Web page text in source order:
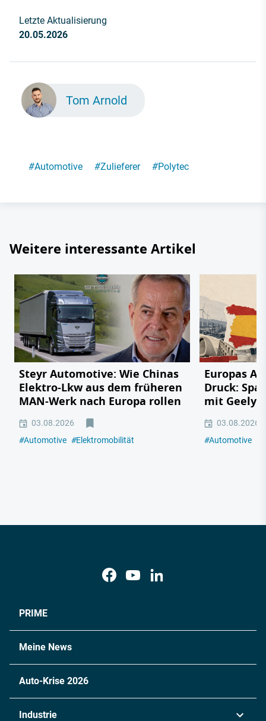
Letzte Aktualisierung
20.05.2026
Tom Arnold
#Automotive #Zulieferer #Polytec
Weitere interessante Artikel
Steyr Automotive: Wie Chinas
Elektro-Lkw aus dem früheren
MAN-Werk nach Europa rollen
03.08.2026
#Automotive #Elektromobilität
Europas
Druck:
mit Geely,
03.08.2026
#Automotive
PRIME
Meine News
Auto-Krise 2026
Industrie